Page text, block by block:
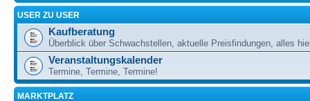
USER ZU USER
Kaufberatung
Überblick über Schwachstellen, aktuelle Preisfindungen, alles
Veranstaltungskalender
Termine, Termine, Termine!
MARKTPLATZ